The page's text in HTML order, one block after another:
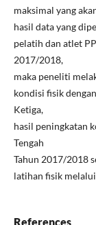
maksimal yang
hasil data yang
pelatih dan atlet
2017/2018,
maka peneliti
kondisi fisik
Ketiga,
hasil peningkatan
Tengah
Tahun 2017/2018
latihan fisik
References